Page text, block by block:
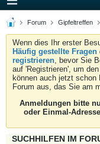
Forum Gipfeltreffen
Wenn dies Ihr erster
Häufig gestellte Fragen
registrieren, bevor Sie
auf 'Registrieren', um
können auch jetzt
Forum aus, das Sie am
Anmeldungen bitte
oder Einmal-
SUCHHILFEN IM